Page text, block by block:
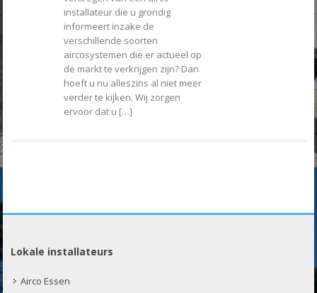
installateur die u grondig
informeert inzake de
verschillende soorten
aircosystemen die er actueel op
de markt te verkrijgen zijn? Dan
hoeft u nu alleszins al niet meer
verder te kijken. Wij zorgen
ervoor dat u […]
Lokale installateurs
Airco Essen